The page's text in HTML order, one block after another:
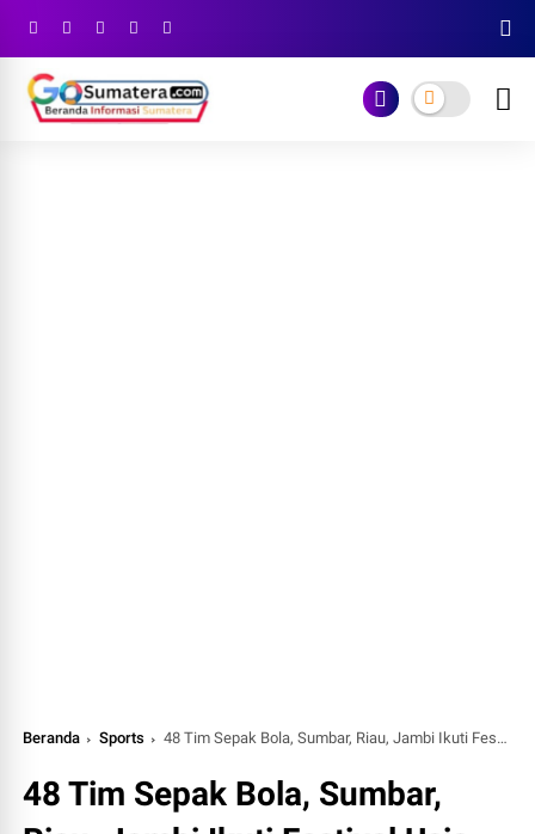
Beranda Sports 48 Tim Sepak Bola, Sumbar, Riau, Jambi Ikuti Festival Usia Dini Putra Serambi Cup II
48 Tim Sepak Bola, Sumbar,